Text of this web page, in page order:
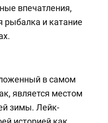
впечатления,
рыбалка и катание
в самом
является местом
зимы. Лейк-